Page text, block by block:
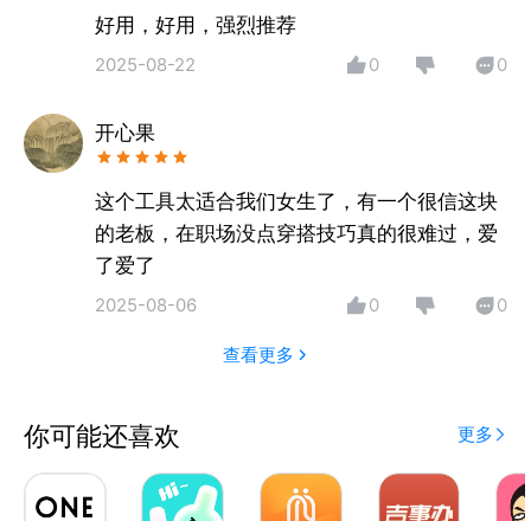
好用，好用，强烈推荐
2025-08-22 0 0
开心果
这个工具太适合我们女生了，有一个很信这块
的老板，在职场没点穿搭技巧真的很难过，爱
了爱了
2025-08-06 0 0
查看更多
你可能还喜欢 更多